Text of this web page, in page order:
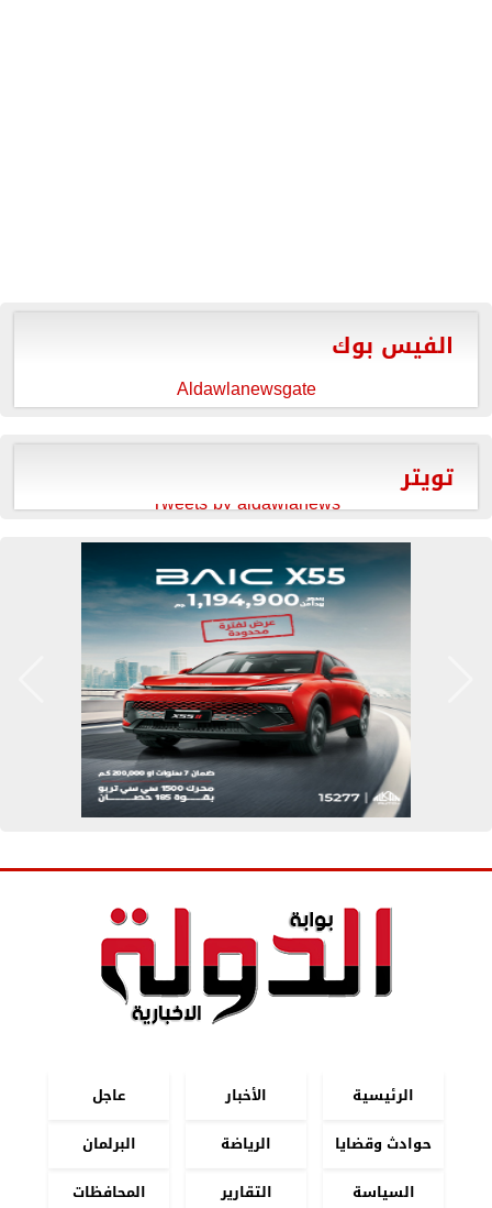
الفيس بوك
Aldawlanewsgate
تويتر
Tweets by aldawlanews
الرئيسية الأخبار
عاجل
حوادث وقضايا
الرياضة
البرلمان
السياسة
التقارير المحافظات